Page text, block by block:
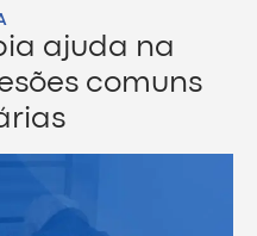
ajuda na
comuns